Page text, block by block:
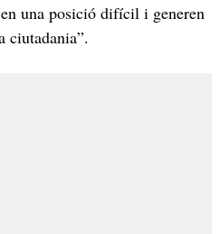
una posició difícil i generen
ciutadania”.